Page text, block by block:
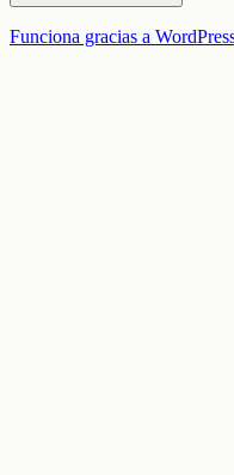
Funciona gracias a